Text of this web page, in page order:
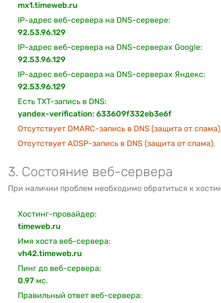
mx1.timeweb.ru
IP-адрес веб-сервера на DNS-сервере:
92.53.96.129
IP-адрес веб-сервера на DNS-серверах Google:
92.53.96.129
IP-адрес веб-сервера на DNS-серверах Яндекс:
92.53.96.129
Есть TXT-запись в DNS:
yandex-verification: 633609f332eb3e6f
Отсутствует DMARC-запись в DNS (защита от
Отсутствует ADSP-запись в DNS (защита от спама).
3. Состояние веб-сервера
При наличии проблем необходимо обратиться к
Хостинг-провайдер:
timeweb.ru
Имя хоста веб-сервера:
vh42.timeweb.ru
Пинг до веб-сервера:
0.97 мс.
Правильный ответ веб-сервера: